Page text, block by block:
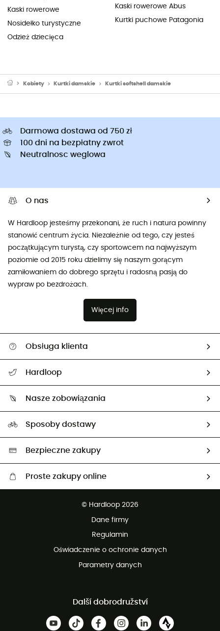
Kaski rowerowe
Nosidełko turystyczne
Odzież dziecięca
Kaski rowerowe Abus
Kurtki puchowe Patagonia
Kobiety Kurtki damskie Kurtki softshell damskie
Darmowa dostawa od 750 zł
100 dni na bezpłatny zwrot
Neutralnosc weglowa
O nas
W Hardloop jesteśmy przekonani, że ruch i natura powinny
stanowić centrum życia. Niezależnie od tego, czy jesteś
początkującym turystą, czy sportowcem na najwyższym
poziomie od 2015 roku dzielimy się naszym gorącym
zamiłowaniem do dobrego sprzętu i radosną pasją do
wypraw po bezdrożach.
Więcej info
Obsługa klienta
Zwrot artykułów i zwrot środków
Hardloop
Ambasadorzy
Nasze zobowiązania
Wybrane produkty eko
Sposoby dostawy
Bezpieczne zakupy
Proste zakupy online
© Hardloop 2026
Dane firmy
Regulamin
Oświadczenie o ochronie danych
Parametry danych
Další dobrodružství